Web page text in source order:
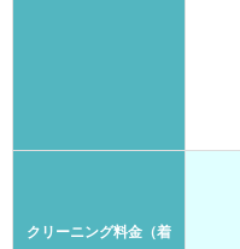
クリーニング料金（着